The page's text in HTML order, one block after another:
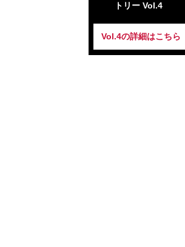
トリー Vol.4
Vol.4の詳細はこちら